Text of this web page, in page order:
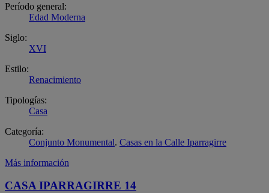
Período general:
Edad Moderna
Siglo:
XVI
Estilo:
Renacimiento
Tipologías:
Casa
Categoría:
Conjunto Monumental. Casas en la Calle Iparragirre
Más información
CASA IPARRAGIRRE 14